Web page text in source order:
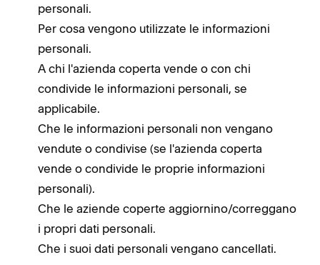
personali.
Per cosa vengono utilizzate le informazioni
personali.
A chi l'azienda coperta vende o con chi
condivide le informazioni personali, se
applicabile.
Che le informazioni personali non vengano
vendute o condivise (se l'azienda coperta
vende o condivide le proprie informazioni
personali).
Che le aziende coperte aggiornino/correggano
i propri dati personali.
Che i suoi dati personali vengano cancellati.